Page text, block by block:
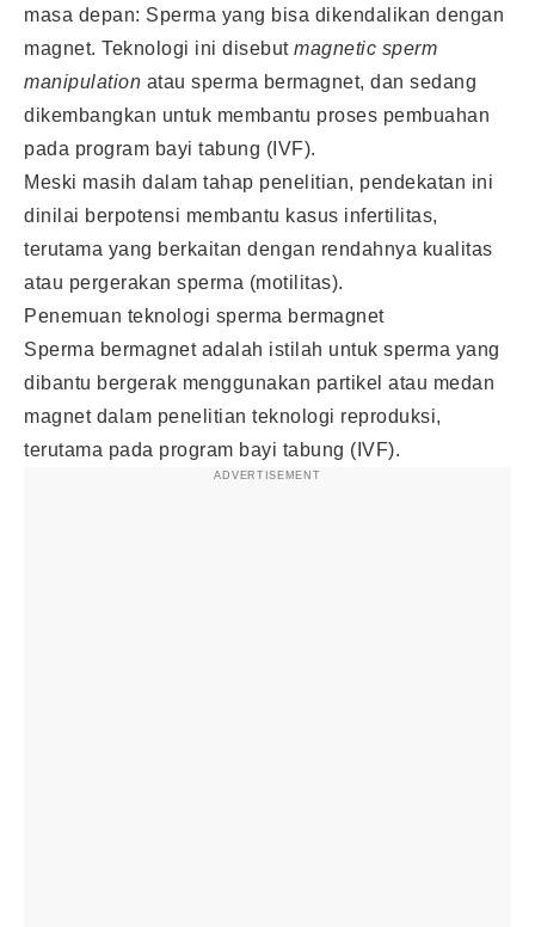
masa depan: Sperma yang bisa dikendalikan dengan
magnet. Teknologi ini disebut magnetic sperm
manipulation atau sperma bermagnet, dan sedang
dikembangkan untuk membantu proses pembuahan
pada program bayi tabung (IVF).
Meski masih dalam tahap penelitian, pendekatan ini
dinilai berpotensi membantu kasus infertilitas,
terutama yang berkaitan dengan rendahnya kualitas
atau pergerakan sperma (motilitas).
Penemuan teknologi sperma bermagnet
Sperma bermagnet adalah istilah untuk sperma yang
dibantu bergerak menggunakan partikel atau medan
magnet dalam penelitian teknologi reproduksi,
terutama pada program bayi tabung (IVF).
ADVERTISEMENT